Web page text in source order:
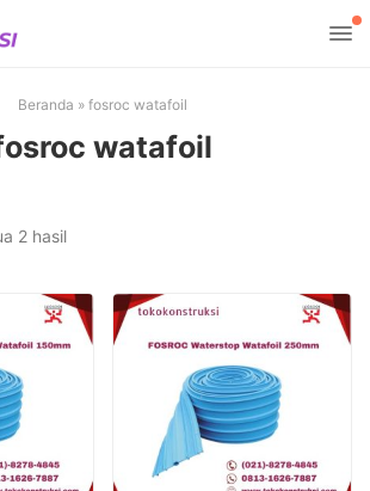
Beranda » fosroc watafoil
watafoil
2 hasilDiurutkan
yang
terbaru